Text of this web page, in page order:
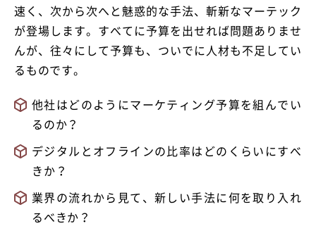
速く、次から次へと魅惑的な手法、斬新なマーテック
が登場します。すべてに予算を出せれば問題ありませ
んが、往々にして予算も、ついでに人材も不足してい
るものです。
他社はどのようにマーケティング予算を組んでい
るのか？
デジタルとオフラインの比率はどのくらいにすべ
きか？
業界の流れから見て、新しい手法に何を取り入れ
るべきか？